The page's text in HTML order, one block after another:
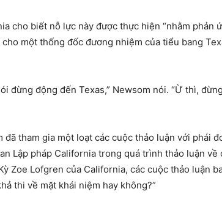
cho biết nỗ lực này được thực hiện “nhằm phản
một thống đốc đương nhiệm của tiểu bang
đừng động đến Texas,” Newsom nói. “Ừ thì,
đã tham gia một loạt các cuộc thảo luận với phái
Lập pháp California trong quá trình thảo luận về
Zoe Lofgren của California, các cuộc thảo luận
thi về mặt khái niệm hay không?”